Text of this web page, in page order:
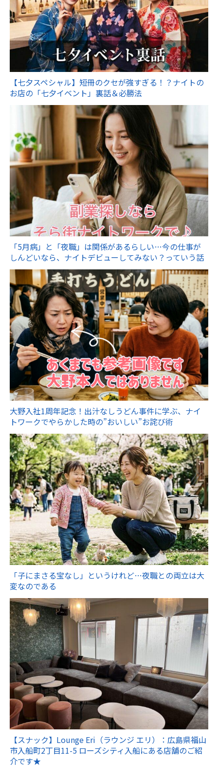
【七夕スペシャル】短冊のクセが強すぎる！？ナイトの
お店の「七夕イベント」裏話＆必勝法
「5月病」と「夜職」は関係があるらしい…今の仕事が
しんどいなら、ナイトデビューしてみない？っていう話
大野入社1周年記念！出汁なしうどん事件に学ぶ、ナイ
トワークでやらかした時の”おいしい”お詫び術
「子にまさる宝なし」というけれど…夜職との両立は大
変なのである
【スナック】Lounge Eri（ラウンジ エリ）：広島県福山
市入船町2丁目11-5 ローズシティ入船にある店舗のご紹
介です★